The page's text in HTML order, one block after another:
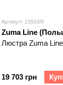
Артикул: 23910/9
Zuma Line
Люстра Zuma
19 703 грн